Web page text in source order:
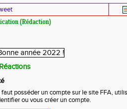
(Rédaction)
posséder un compte sur le site FFA,
ou vous créer un compte.